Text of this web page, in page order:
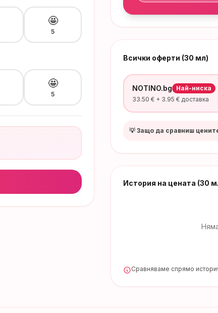
Всички оферти (30 мл)
NOTINO.bg
Най-ниска
33.50 € + 3.95 € доставка
💡 Защо да сравниш
История на цената (30
Сравняваме спрямо
🤩
5
🤩
5